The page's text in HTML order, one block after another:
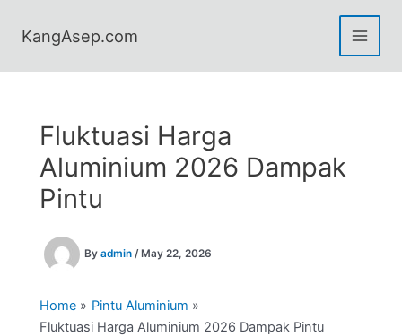
KangAsep.com
Fluktuasi Harga
Aluminium 2026 Dampak
Pintu
By admin / May 22, 2026
Home
Pintu Aluminium
Fluktuasi Harga Aluminium 2026 Dampak Pintu